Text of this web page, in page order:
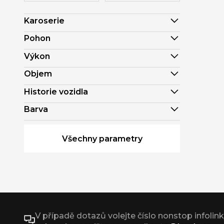
Karoserie
Pohon
Výkon
Objem
Historie vozidla
Barva
Všechny parametry
V případě dotazů volejte číslo nonstop